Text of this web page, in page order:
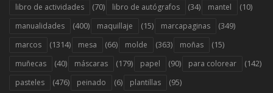
libro de actividades (70) libro de autógrafos (34) mantel (10)
manualidades (400) maquillaje (15) marcapaginas (349)
marcos (1314) mesa (66) molde (363) moñas (15)
muñecas (40) máscaras (179) papel (90) para colorear (142)
pasteles (476) peinado (6) plantillas (95)